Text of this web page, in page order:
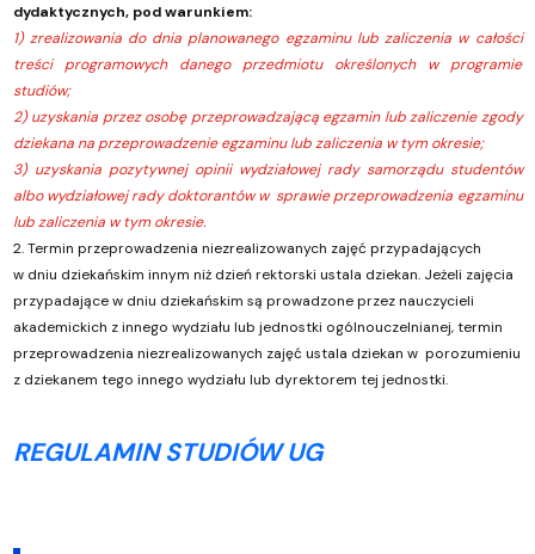
dydaktycznych, pod warunkiem:
1) zrealizowania do dnia planowanego egzaminu lub zaliczenia w całości
treści programowych danego przedmiotu określonych w programie
studiów;
2) uzyskania przez osobę przeprowadzającą egzamin lub zaliczenie zgody
dziekana na przeprowadzenie egzaminu lub zaliczenia w tym okresie;
3) uzyskania pozytywnej opinii wydziałowej rady samorządu studentów
albo wydziałowej rady doktorantów w sprawie przeprowadzenia egzaminu
lub zaliczenia w tym okresie.
2. Termin przeprowadzenia niezrealizowanych zajęć przypadających
w dniu dziekańskim innym niż dzień rektorski ustala dziekan. Jeżeli zajęcia
przypadające w dniu dziekańskim są prowadzone przez nauczycieli
akademickich z innego wydziału lub jednostki ogólnouczelnianej, termin
przeprowadzenia niezrealizowanych zajęć ustala dziekan w porozumieniu
z dziekanem tego innego wydziału lub dyrektorem tej jednostki.
REGULAMIN STUDIÓW UG